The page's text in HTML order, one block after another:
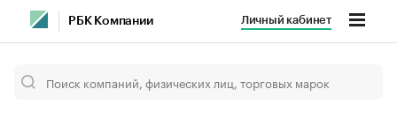
РБК Компании Личный кабинет